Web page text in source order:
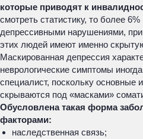
которые приводят к
смотреть статистику, то более
депрессивными нарушениями,
этих людей имеют именно
Маскированная депрессия
неврологические симптомы
специалист, поскольку основные
скрываются под «масками»
Обусловлена такая форма
факторами:
наследственная связь;